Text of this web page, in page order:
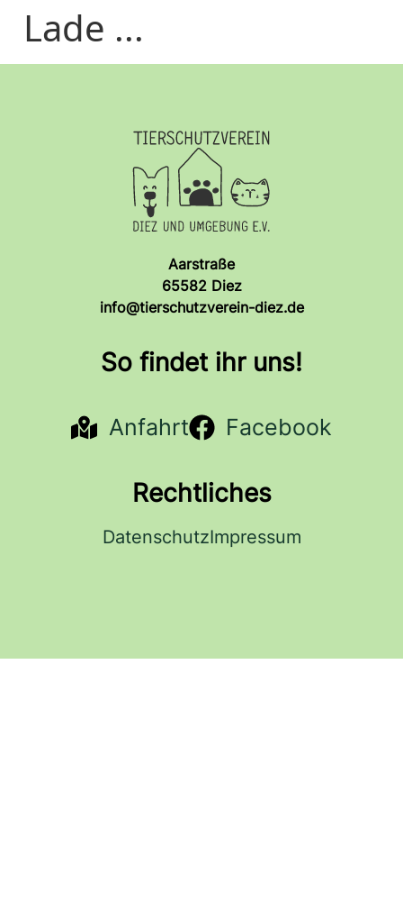
Lade ...
Aarstraße
65582 Diez
info@tierschutzverein-diez.de
So findet ihr uns!
Anfahrt Facebook
Rechtliches
DatenschutzImpressum